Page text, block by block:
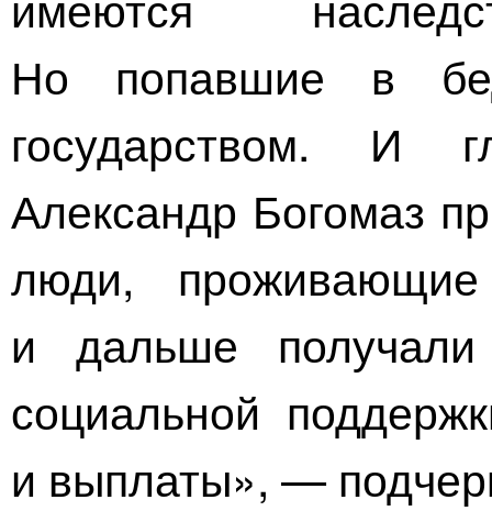
Но попавшие в
государством. И
Александр Богомаз
люди,
и дальше
социальной
и выплаты», —